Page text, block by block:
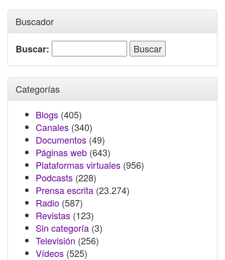
Buscador
Buscar:
Categorías
Blogs (405)
Canales (340)
Documentos (49)
Páginas web (643)
Plataformas virtuales (956)
Podcasts (228)
Prensa escrita (23.274)
Radio (587)
Revistas (123)
Sin categoría (3)
Televisión (256)
Vídeos (525)